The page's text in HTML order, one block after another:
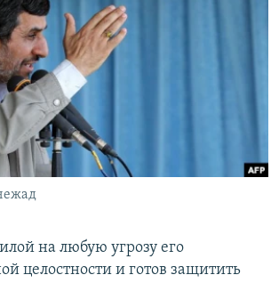
Азатутюн
на любую угрозу его
целостности и готов защитить